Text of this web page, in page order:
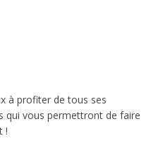
à profiter de tous ses
qui vous permettront de faire
!